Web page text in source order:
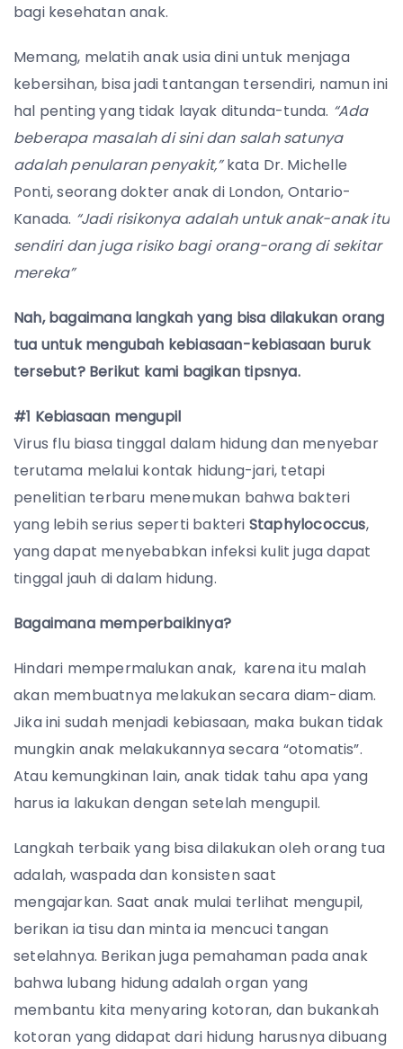
bagi kesehatan anak.
Memang, melatih anak usia dini untuk menjaga
kebersihan, bisa jadi tantangan tersendiri, namun ini
hal penting yang tidak layak ditunda-tunda. “Ada
beberapa masalah di sini dan salah satunya
adalah penularan penyakit,”kata Dr. Michelle
Ponti, seorang dokter anak di London, Ontario-
Kanada. “Jadi risikonya adalah untuk anak-anak itu
sendiri dan juga risiko bagi orang-orang di sekitar
mereka”
Nah, bagaimana langkah yang bisa dilakukan orang
tua untuk mengubah kebiasaan-kebiasaan buruk
tersebut? Berikut kami bagikan tipsnya.
#1 Kebiasaan mengupil
Virus flu biasa tinggal dalam hidung dan menyebar
terutama melalui kontak hidung-jari, tetapi
penelitian terbaru menemukan bahwa bakteri
yang lebih serius seperti bakteri Staphylococcus,
yang dapat menyebabkan infeksi kulit juga dapat
tinggal jauh di dalam hidung.
Bagaimana memperbaikinya?
Hindari mempermalukan anak, karena itu malah
akan membuatnya melakukan secara diam-diam.
Jika ini sudah menjadi kebiasaan, maka bukan tidak
mungkin anak melakukannya secara “otomatis”.
Atau kemungkinan lain, anak tidak tahu apa yang
harus ia lakukan dengan setelah mengupil.
Langkah terbaik yang bisa dilakukan oleh orang tua
adalah, waspada dan konsisten saat
mengajarkan. Saat anak mulai terlihat mengupil,
berikan ia tisu dan minta ia mencuci tangan
setelahnya. Berikan juga pemahaman pada anak
bahwa lubang hidung adalah organ yang
membantu kita menyaring kotoran, dan bukankah
kotoran yang didapat dari hidung harusnya dibuang